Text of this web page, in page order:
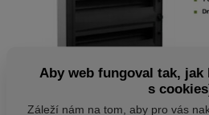
Aby web fungoval tak, jak
s
Záleží nám na tom, aby pro vás